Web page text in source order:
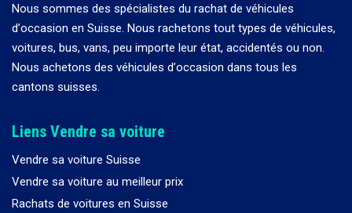
Nous sommes des spécialistes du rachat de véhicules
d’occasion en Suisse. Nous rachetons tout types de véhicules,
voitures, bus, vans, peu importe leur état, accidentés ou non.
Nous achetons des véhicules d’occasion dans tous les
cantons suisses.
Liens Vendre sa voiture
Vendre sa voiture Suisse
Vendre sa voiture au meilleur prix
Rachats de voitures en Suisse